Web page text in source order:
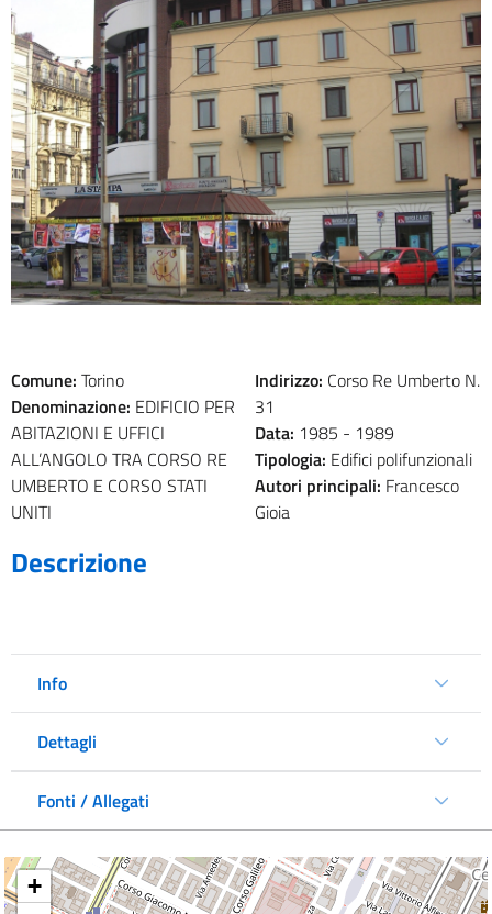
Comune: Torino
Denominazione: EDIFICIO PER
ABITAZIONI E UFFICI
ALL’ANGOLO TRA CORSO RE
UMBERTO E CORSO STATI
UNITI
Indirizzo: Corso Re Umberto N.
31
Data: 1985 - 1989
Tipologia: Edifici polifunzionali
Autori principali:
Gioia
Descrizione
Info
Dettagli
Fonti / Allegati
+